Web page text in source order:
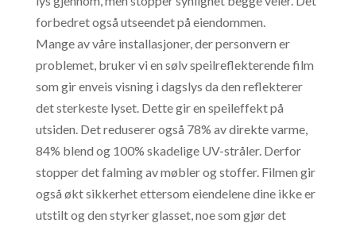
forbedret også utseendet på eiendommen.
Mange av våre installasjoner, der personvern er
problemet, bruker vi en sølv speilreflekterende film
som gir enveis visning i dagslys da den reflekterer
det sterkeste lyset. Dette gir en speileffekt på
utsiden. Det reduserer også 78% av direkte varme,
84% blend og 100% skadelige UV-stråler. Derfor
stopper det falming av møbler og stoffer. Filmen gir
også økt sikkerhet ettersom eiendelene dine ikke er
utstilt og den styrker glasset, noe som gjør det